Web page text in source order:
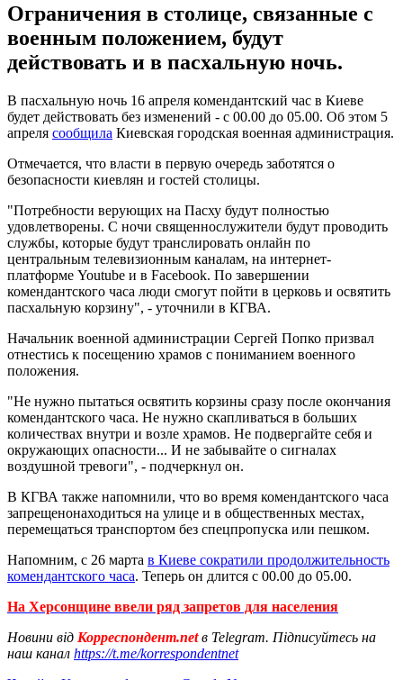
Ограничения в столице, связанные с
военным положением, будут
действовать и в пасхальную ночь.
В пасхальную ночь 16 апреля комендантский час в Киеве
будет действовать без изменений - с 00.00 до 05.00. Об этом 5
апреля сообщила Киевская городская военная администрация.
Отмечается, что власти в первую очередь заботятся о
безопасности киевлян и гостей столицы.
"Потребности верующих на Пасху будут полностью
удовлетворены. С ночи священнослужители будут проводить
службы, которые будут транслировать онлайн по
центральным телевизионным каналам, на интернет-
платформе Youtube и в Facebook. По завершении
комендантского часа люди смогут пойти в церковь и освятить
пасхальную корзину", - уточнили в КГВА.
Начальник военной администрации Сергей Попко призвал
отнестись к посещению храмов с пониманием военного
положения.
"Не нужно пытаться освятить корзины сразу после окончания
комендантского часа. Не нужно скапливаться в больших
количествах внутри и возле храмов. Не подвергайте себя и
окружающих опасности... И не забывайте о сигналах
воздушной тревоги", - подчеркнул он.
В КГВА также напомнили, что во время комендантского часа
запрещенонаходиться на улице и в общественных местах,
перемещаться транспортом без спецпропуска или пешком.
Напомним, с 26 марта в Киеве сократили продолжительность
комендантского часа. Теперь он длится с 00.00 до 05.00.
На Херсонщине ввели ряд запретов для населения
Новини від Корреспондент.netв Telegram. Підписуйтесь на
наш канал https://t.me/korrespondentnet